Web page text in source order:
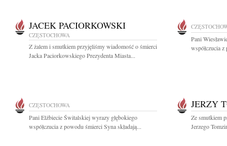
JACEK PACIORKOWSKI
CZĘSTOCHOWA
Z żalem i smutkiem przyjęliśmy wiadomość o śmierci
Jacka Paciorkowskiego Prezydenta Miasta...
Pani
współczucia
CZĘSTOCHOWA
Pani Elżbiecie Świtalskiej wyrazy głębokiego
współczucia z powodu śmierci Syna składają...
JERZY
Ze smutkiem
Jerzego